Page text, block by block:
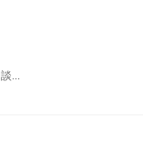
...